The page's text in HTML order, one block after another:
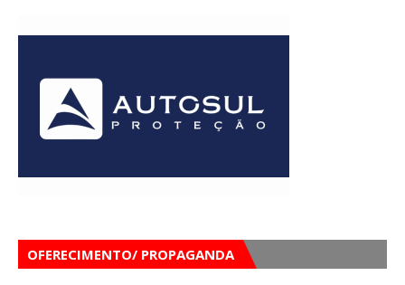
OFERECIMENTO/ PROPAGANDA